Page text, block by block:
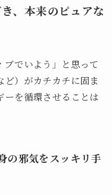
、本来のピュアな
ブでいよう」と思って
ど）がカチカチに固ま
ーを循環させることは
の邪気をスッキリ手